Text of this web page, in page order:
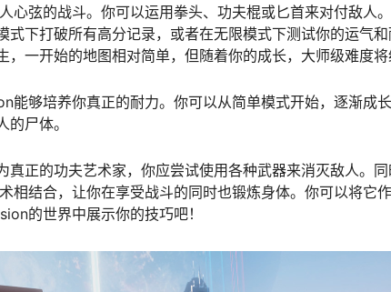
心弦的战斗。你可以运用拳头、功夫棍或匕首来对付敌人
式下打破所有高分记录，或者在无限模式下测试你的运气
一开始的地图相对简单，但随着你的成长，大师级难度将
能够培养你真正的耐力。你可以从简单模式开始，逐渐成
尸体。
真正的功夫艺术家，你应尝试使用各种武器来消灭敌人。
相结合，让你在享受战斗的同时也锻炼身体。你可以将它
的世界中展示你的技巧吧！